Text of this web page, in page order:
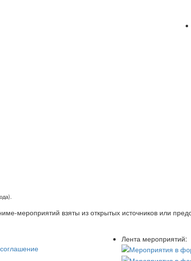
мероприятий взяты из открытых источников или
Лента мероприятий: